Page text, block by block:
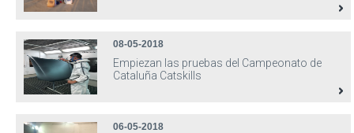
08-05-2018
Empiezan las pruebas del Campeonato de
Cataluña Catskills
06-05-2018